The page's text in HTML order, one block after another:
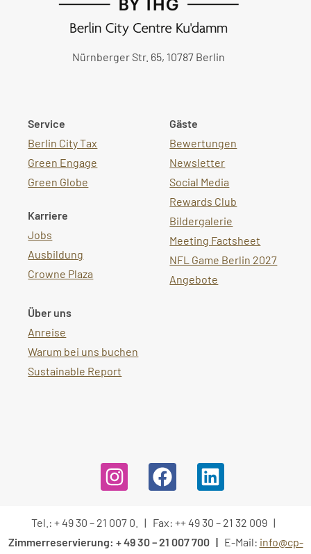
Nürnberger Str. 65, 10787 Berlin
Service
Berlin City Tax
Green Engage
Green Globe
Karriere
Jobs
Ausbildung
Crowne Plaza
Gäste
Bewertungen
Newsletter
Social Media
Rewards Club
Bildergalerie
Meeting Factsheet
NFL Game Berlin 2027
Angebote
Über uns
Anreise
Warum bei uns buchen
Sustainable Report
Tel.: + 49 30 – 21 007 0. | Fax: ++ 49 30 – 21 32 009 |
Zimmerreservierung: + 49 30 – 21 007 700 | E-Mail: info@cp-